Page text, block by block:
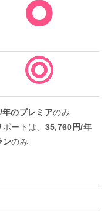
のプレミアのみ
ートは、 35,760円/年
ンのみ